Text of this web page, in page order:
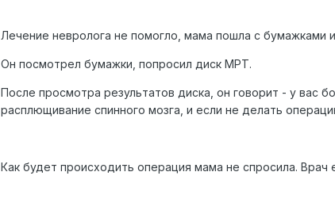
Лечение невролога не помогло, мама пошла с бумажками
Он посмотрел бумажки, попросил диск МРТ.
После просмотра результатов диска, он говорит - у вас
расплющивание спинного мозга, и если не делать
Как будет происходить операция мама не спросила.